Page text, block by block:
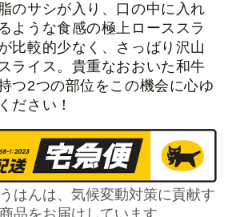
のサシが入り、口の中に入れ
ような食感の極上ローススラ
比較的少なく、さっばり沢山
ライス。貴重なおおいた和牛
つ2つの部位を この機会に心ゆ
ださい！
はんは、気候変動対策に貢献す
品をお届けしています。